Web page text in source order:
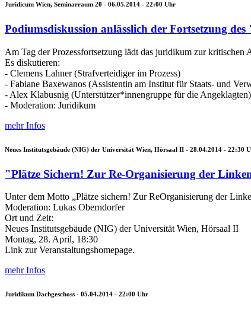
Juridicum Wien, Seminarraum 20 - 06.05.2014 - 22:00 Uhr
Podiumsdiskussion anlässlich der Fortsetzung des
Am Tag der Prozessfortsetzung lädt das juridikum zur
Es diskutieren:
- Clemens Lahner (Strafverteidiger im Prozess)
- Fabiane Baxewanos (Assistentin am Institut für Staats- und
- Alex Klabusnig (Unterstützer*innengruppe für die Angeklagten)
- Moderation: Juridikum
mehr Infos
Neues Institutsgebäude (NIG) der Universität Wien, Hörsaal II - 28.04.2014 - 22:30
"Plätze Sichern! Zur Re-Organisierung der
Unter dem Motto „Plätze sichern! Zur ReOrganisierung der
Moderation: Lukas Oberndorfer
Ort und Zeit:
Neues Institutsgebäude (NIG) der Universität Wien, Hörsaal II
Montag, 28. April, 18:30
Link zur Veranstaltungshomepage.
mehr Infos
Juridikum Dachgeschoss - 05.04.2014 - 22:00 Uhr